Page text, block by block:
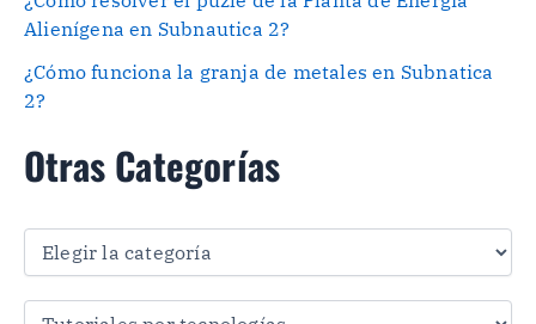
Alienígena en Subnautica 2?
¿Cómo funciona la granja de metales en Subnatica
2?
Otras Categorías
O
a